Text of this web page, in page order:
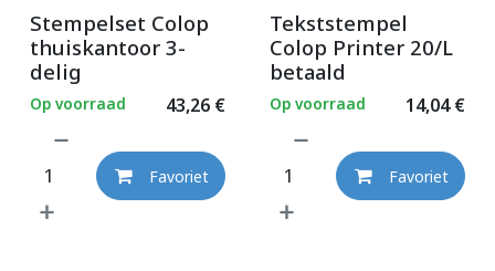
Stempelset Colop
thuiskantoor 3-
delig
43,26€
Op voorraad
Favoriet
Tekststempel
Colop Printer 20/L
betaald
14,04€
Op voorraad
Favoriet